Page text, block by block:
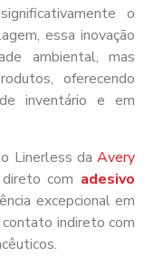
o
essa inovação
ambiental, mas
oferecendo
inventário e em
Linerless da Avery
com adesivo
excepcional em
indireto com